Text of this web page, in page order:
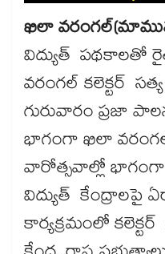
ఖిలా
విద్యుత్ పథకాలతో
వరంగల్​ కలెక్టర్
గురువారం ప్రజా
భాగంగా ఖిలా
వారోత్సవాల్లో భాగంగా
విద్యుత్ కేంద్రాలపై
కార్యక్రమంలో